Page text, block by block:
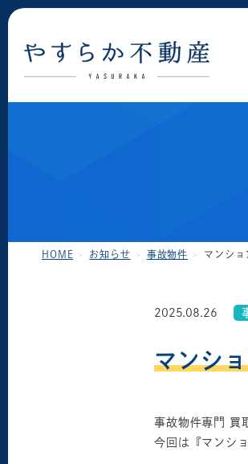
HOME お知らせ 事故物件 マンショ
2025.08.26
マンシ
事故物件専門 買
今回は『マンシ